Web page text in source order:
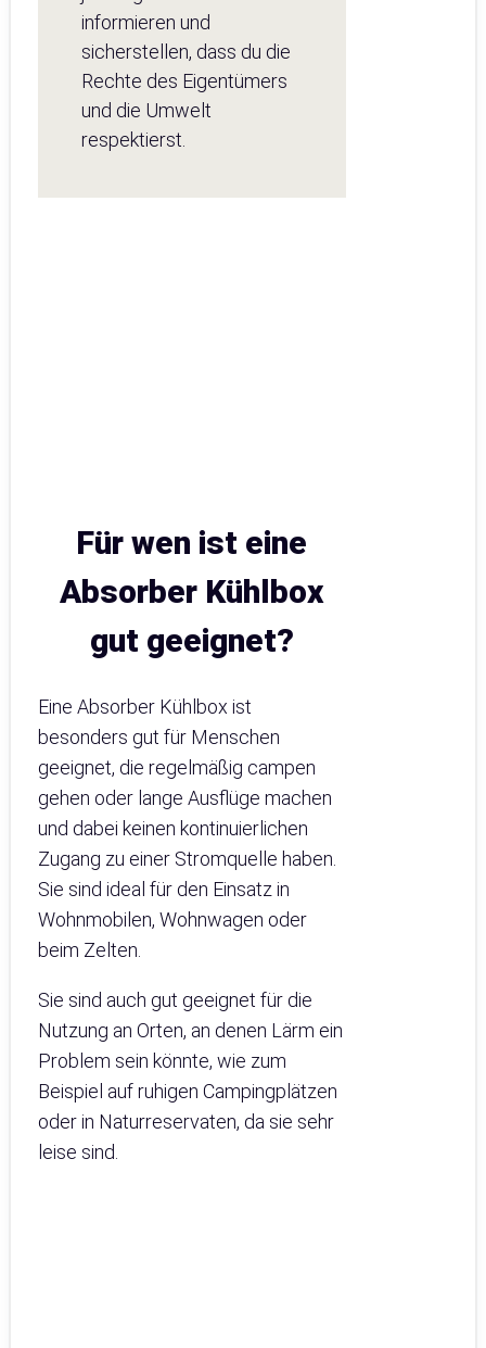
informieren und
sicherstellen, dass du die
Rechte des Eigentümers
und die Umwelt
respektierst.
Für wen ist eine
Absorber Kühlbox
gut geeignet?
Eine Absorber Kühlbox ist
besonders gut für Menschen
geeignet, die regelmäßig campen
gehen oder lange Ausflüge machen
und dabei keinen kontinuierlichen
Zugang zu einer Stromquelle haben.
Sie sind ideal für den Einsatz in
Wohnmobilen, Wohnwagen oder
beim Zelten.
Sie sind auch gut geeignet für die
Nutzung an Orten, an denen Lärm ein
Problem sein könnte, wie zum
Beispiel auf ruhigen Campingplätzen
oder in Naturreservaten, da sie sehr
leise sind.